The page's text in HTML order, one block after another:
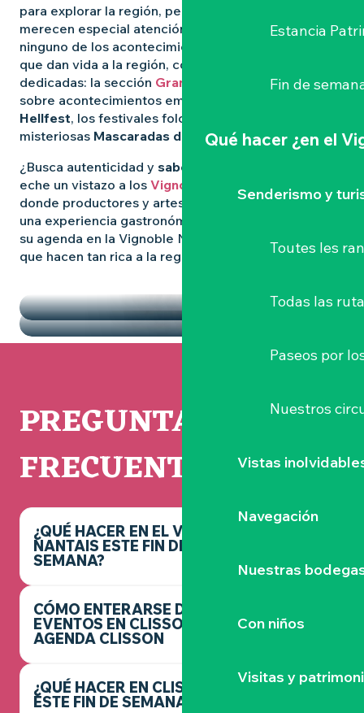
Estancia
Fin de
Qué hacer ¿en el
Senderismo y
Toutes les
Todas las
Paseos por
Nuestros
Vistas
Navegación
Nuestras
Con niños
Visitas y
para explorar la región, pero algunas experiencias
merecen especial atención. Para no perderse
ninguno de los acontecimientos más destacados
que dan vida a la región, consulte nuestras páginas
dedicadas: la sección Grandes Eventos
le informa
sobre acontecimientos emblemáticos como
Hellfest, los festivales folclóricos salvajes y las
misteriosas Mascaradas de Clisson
¿Busca autenticidad y sabores locales
eche un vistazo a los Vignoble Nantais Mercados
donde productores y artesanos se reúnen para vivir
una experiencia gastronómica de convivencia. Llene
su agenda en la Vignoble Nantais con las pepitas
que hacen tan rica a la región.
LOS MERCADOS
PREGUNTAS
FRECUENTES
¿QUÉ HACER EN EL VIGNOBLE
NANTAIS ESTE FIN DE
SEMANA?
CÓMO ENTERARSE DE LOS
EVENTOS EN CLISSON -
AGENDA CLISSON
¿QUÉ HACER EN CLISSON
ESTE FIN DE SEMANA?